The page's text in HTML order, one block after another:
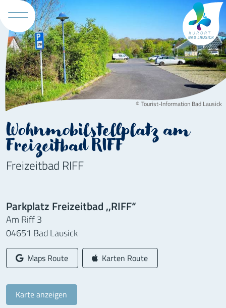
Tourismus
© Tourist-Information Bad Lausick
Wohnmobilstellplatz am
Freizeitbad RIFF
Freizeitbad RIFF
Parkplatz Freizeitbad ,,RIFF“
Am Riff 3
04651 Bad Lausick
Google-
Maps Route Apple-
Karten Route
Karte anzeigen